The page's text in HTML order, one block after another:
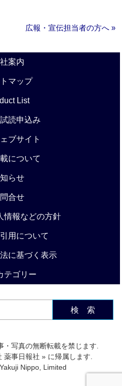
広報・宣伝担当者の方へ »
案内
マップ
List
読申込み
ブサイト
について
らせ
合せ
情報などの方針
用について
に基づく表示
テゴリー
検 索
・写真の無断転載を禁じます.
薬事日報社 » に帰属します.
Nippo, Limited